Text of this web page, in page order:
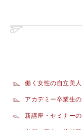
働く女性の自立美
アカデミー卒業生
新講座・セミナー